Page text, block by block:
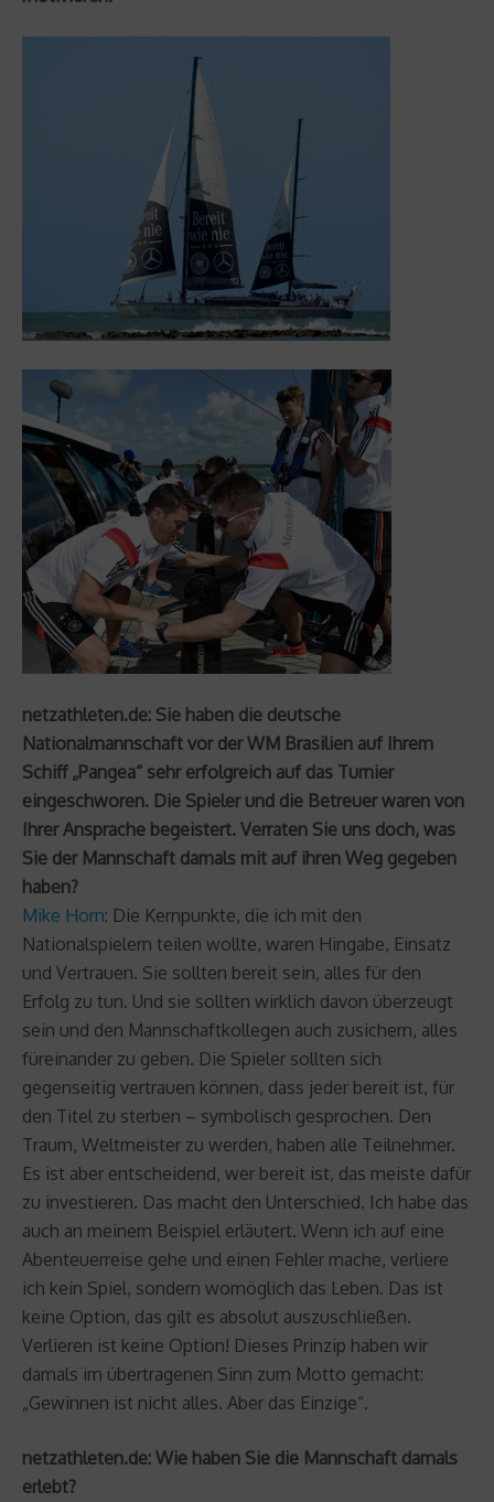
netzathleten.de: Sie haben die deutsche
Nationalmannschaft vor der WM Brasilien auf Ihrem
Schiff „Pangea“ sehr erfolgreich auf das Turnier
eingeschworen. Die Spieler und die Betreuer waren von
Ihrer Ansprache begeistert. Verraten Sie uns doch, was
Sie der Mannschaft damals mit auf ihren Weg gegeben
haben?
Mike Horn: Die Kernpunkte, die ich mit den
Nationalspielern teilen wollte, waren Hingabe, Einsatz
und Vertrauen. Sie sollten bereit sein, alles für den
Erfolg zu tun. Und sie sollten wirklich davon überzeugt
sein und den Mannschaftkollegen auch zusichern, alles
füreinander zu geben. Die Spieler sollten sich
gegenseitig vertrauen können, dass jeder bereit ist, für
den Titel zu sterben – symbolisch gesprochen. Den
Traum, Weltmeister zu werden, haben alle Teilnehmer.
Es ist aber entscheidend, wer bereit ist, das meiste dafür
zu investieren. Das macht den Unterschied. Ich habe das
auch an meinem Beispiel erläutert. Wenn ich auf eine
Abenteuerreise gehe und einen Fehler mache, verliere
ich kein Spiel, sondern womöglich das Leben. Das ist
keine Option, das gilt es absolut auszuschließen.
Verlieren ist keine Option! Dieses Prinzip haben wir
damals im übertragenen Sinn zum Motto gemacht:
„Gewinnen ist nicht alles. Aber das Einzige“.
netzathleten.de: Wie haben Sie die Mannschaft damals
erlebt?